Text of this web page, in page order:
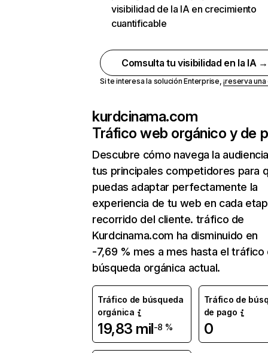
visibilidad de la IA en crecimiento
cuantificable
Comsulta tu visibilidad en la IA →
Si te interesa la solución Enterprise,¡reserva
kurdcinama.com
Tráfico web orgánico y de
Descubre cómo navega la
tus principales competidores para
puedas adaptar perfectamente la
experiencia de tu web en cada
recorrido del cliente. tráfico de
Kurdcinama.com ha disminuido en
-7,69 % mes a mes hasta el tráfico
búsqueda orgánica actual.
Tráfico de búsqueda
orgánica
19,83 mil-8 %
Tráfico de
de pago
0